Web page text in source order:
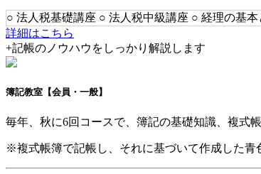
○ 法人税基礎講座 ○ 法人税中級講座 ○ 経理の基
詳細はこちら
+記帳のノウハウをしっかり解説します
簿記教室 【会員・一般】
毎年、秋に6回コースで、簿記の基礎知識、複式
※複式帳簿で記帳し、それに基づいて作成した青